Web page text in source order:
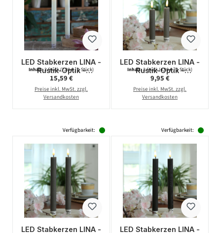
LED Stabkerzen LINA -
Rustik-Optik -
Echtwachs - 3D
Flamme - H: 24cm -
Timer - creme - 2er
Inhalt:2 Stück(7,80 € / 1 Stück)
Regulärer Preis:
15,59 €
Preise inkl. MwSt. zzgl.
Versandkosten
LED Stabkerzen LINA -
Rustik-Optik -
Echtwachs - 3D
Flamme - H: 16cm -
Timer - grau - 2er Set
Inhalt:2 Stück(4,98 € / 1 Stück)
Regulärer Preis:
9,95 €
Preise inkl. MwSt. zzgl.
Versandkosten
Verfügbarkeit:
LED Stabkerzen LINA -
Verfügbarkeit:
LED Stabkerzen LINA -